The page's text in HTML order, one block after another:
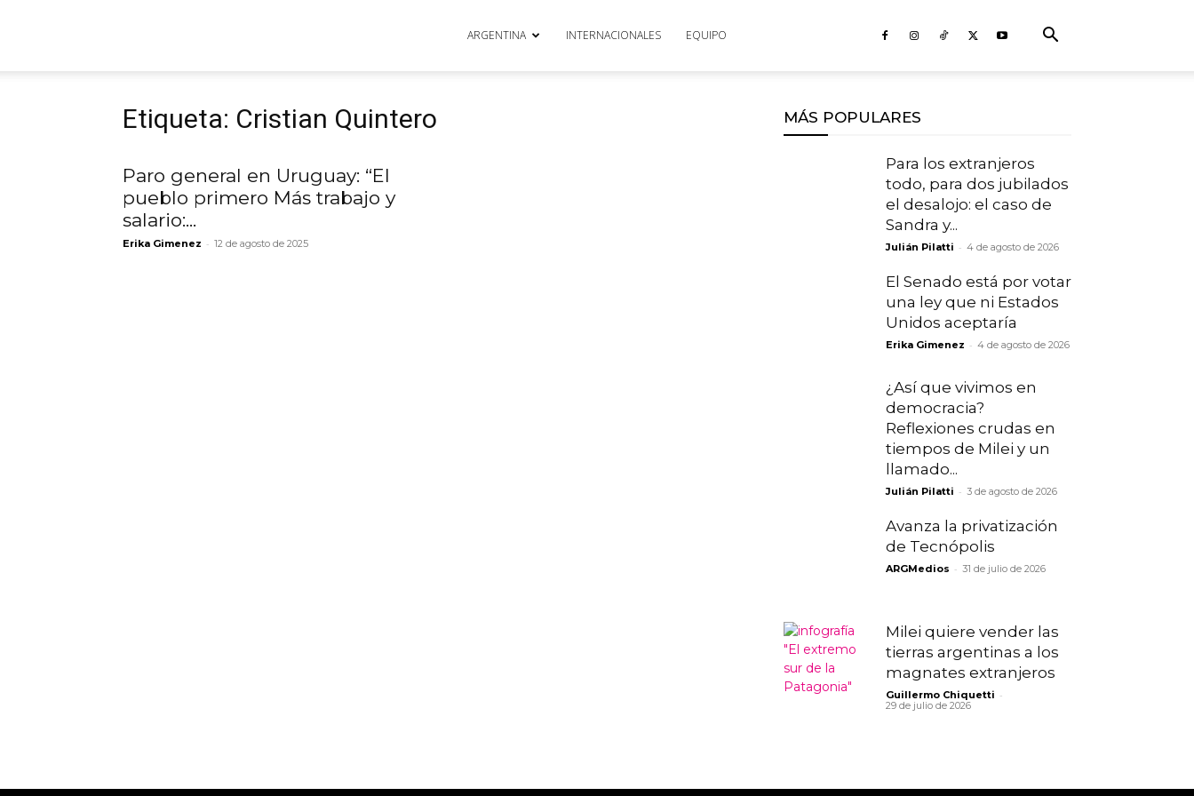
ARGENTINA INTERNACIONALES EQUIPO
Etiqueta: Cristian Quintero
Paro general en Uruguay: “El
pueblo primero Más trabajo y
salario:...
Erika Gimenez - 12 de agosto de 2025
MÁS POPULARES
Para los extranjeros
todo, para dos jubilados
el desalojo: el caso de
Sandra y...
Julián Pilatti - 4 de agosto de 2026
El Senado está por votar
una ley que ni Estados
Unidos aceptaría
Erika Gimenez - 4 de agosto de 2026
¿Así que vivimos en
democracia?
Reflexiones crudas en
tiempos de Milei y un
llamado...
Julián Pilatti - 3 de agosto de 2026
Avanza la privatización
de Tecnópolis
ARGMedios - 31 de julio de 2026
Milei quiere vender las
tierras argentinas a los
magnates extranjeros
Guillermo Chiquetti -
29 de julio de 2026